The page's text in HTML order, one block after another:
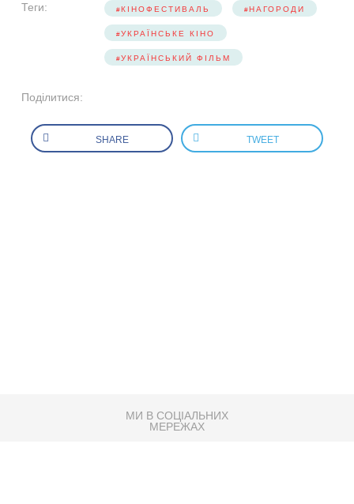
Теги: КІНОФЕСТИВАЛЬ НАГОРОДИ
УКРАЇНСЬКЕ КІНО
УКРАЇНСЬКИЙ ФІЛЬМ
Поділитися:
SHARE TWEET
МИ В СОЦІАЛЬНИХ
МЕРЕЖАХ